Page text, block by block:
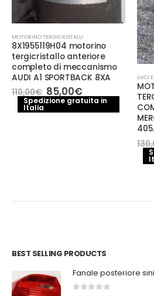
MOTORINO TERGICRISTALLI
8X1955119H04 motorino
tergicristallo anteriore
completo di meccanismo
AUDI A1 SPORTBACK 8XA
110,00€ Il
prezzo
originale
85,00€Il
prezzo
attuale
Spedizione gratuita in
Italia
LUCI
BEST SELLING PRODUCTS
Fanale posteriore